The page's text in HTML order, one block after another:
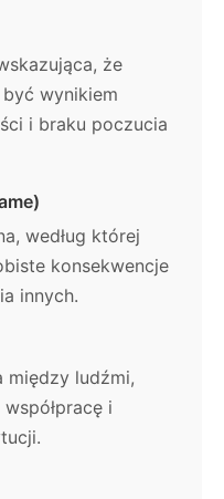
że
wynikiem
i braku poczucia
według której
konsekwencje
innych.
między ludźmi,
i